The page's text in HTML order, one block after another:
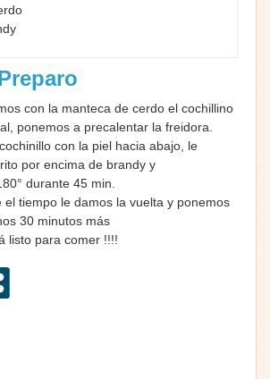
con la manteca de cerdo el cochillino
ponemos a precalentar la freidora.
con la piel hacia abajo, le
por encima de brandy y
durante 45 min.
el tiempo le damos la vuelta y ponemos
30 minutos más
listo para comer !!!!